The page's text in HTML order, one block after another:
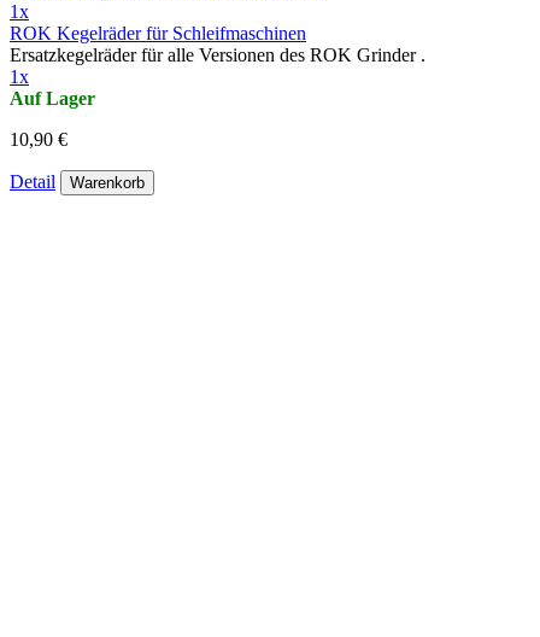
1x
ROK Kegelräder für Schleifmaschinen
Ersatzkegelräder für alle Versionen des ROK Grinder .
1x
Auf Lager
10,90 €
Detail Warenkorb